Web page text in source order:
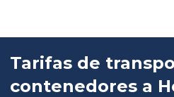
Tarifas de
contenedores a